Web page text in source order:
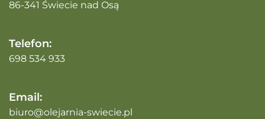
86-341 Świecie nad Osą
Telefon:
698 534 933
Email:
biuro@olejarnia-swiecie.pl